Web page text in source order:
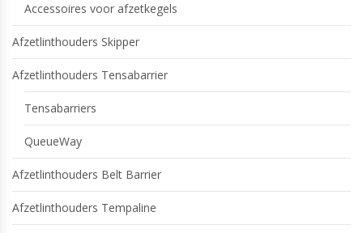
Accessoires voor afzetkegels
Afzetlinthouders Skipper
Afzetlinthouders Tensabarrier
Tensabarriers
QueueWay
Afzetlinthouders Belt Barrier
Afzetlinthouders Tempaline